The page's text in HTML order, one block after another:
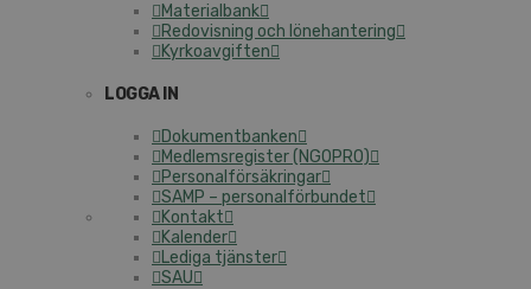
Materialbank
Redovisning och lönehantering
Kyrkoavgiften
LOGGA IN
Dokumentbanken
Medlemsregister (NGOPRO)
Personalförsäkringar
SAMP – personalförbundet
Kontakt
Kalender
Lediga tjänster
SAU